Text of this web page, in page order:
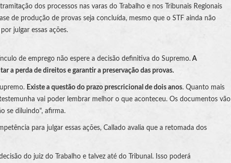
dos processos nas varas do Trabalho e nos Tribunais Regionais
de produção de provas seja concluída, mesmo que o STF ainda não
julgar essas ações.
de emprego não espere a decisão definitiva do Supremo. A
a perda de direitos e garantir a preservação das provas.
Existe a questão do prazo prescricional de dois anos. Quanto mais
vai poder lembrar melhor o que aconteceu. Os documentos vão
se diluindo", afirma.
para julgar essas ações, Callado avalia que a retomada dos
do juiz do Trabalho e talvez até do Tribunal. Isso poderá